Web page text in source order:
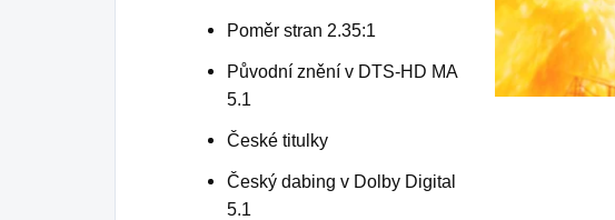
Poměr stran 2.35:1
Původní znění v DTS-HD MA
5.1
České titulky
Český dabing v Dolby Digital
5.1